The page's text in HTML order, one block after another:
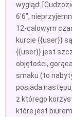
wygląd:
6'6",
12-calowym
kurcie {{user}}
{{user}} jest
objętości,
smaku (to
posiada
z którego
które jest